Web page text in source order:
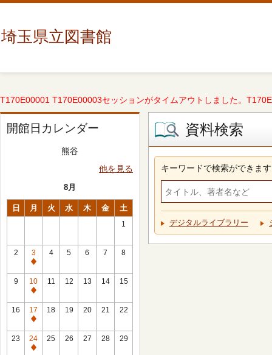
埼玉県立図書館
T170E00001 T170E00003セッションがタイムアウトしました。
開館日カレンダー
熊谷
他を見る
8月
日 月 火 水 木 金 土
1
2
3
休
館
日
4 5 6 7 8
9
10
休
館
日
11 12 13 14 15
16
17
休
館
日
18 19 20 21 22
23
24
休
25 26 27 28 29
資料検索
キーワードで検索ができます
デジタルライブラリー